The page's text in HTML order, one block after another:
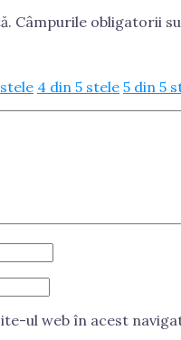
Câmpurile obligatorii
4 din 5 stele 5 din 5
ul web în acest